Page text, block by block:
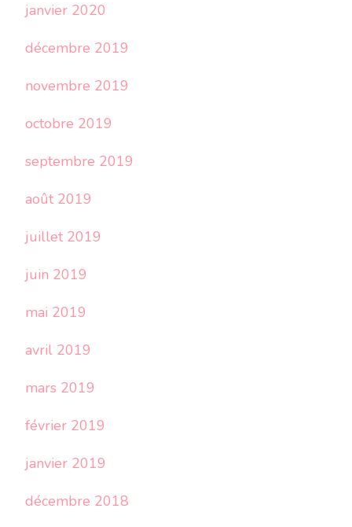
janvier 2020
décembre 2019
novembre 2019
octobre 2019
septembre 2019
août 2019
juillet 2019
juin 2019
mai 2019
avril 2019
mars 2019
février 2019
janvier 2019
décembre 2018